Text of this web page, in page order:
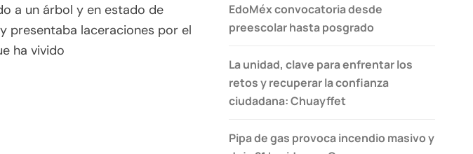
a un árbol y en estado de
presentaba laceraciones por el
ha vivido
EdoMéx convocatoria desde
preescolar hasta posgrado
La unidad, clave para enfrentar los
retos y recuperar la confianza
ciudadana: Chuayffet
Pipa de gas provoca incendio masivo y